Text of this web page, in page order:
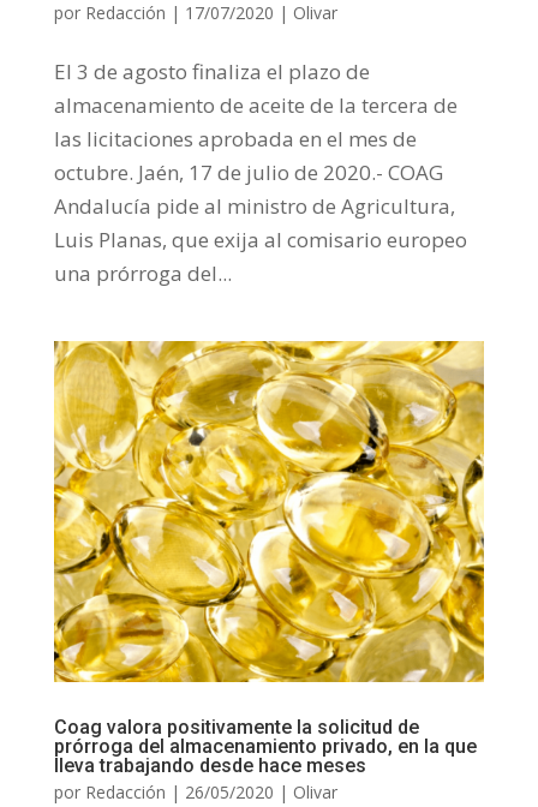
por Redacción | 17/07/2020 | Olivar
El 3 de agosto finaliza el plazo de
almacenamiento de aceite de la tercera de
las licitaciones aprobada en el mes de
octubre. Jaén, 17 de julio de 2020.- COAG
Andalucía pide al ministro de Agricultura,
Luis Planas, que exija al comisario europeo
una prórroga del...
Coag valora positivamente la solicitud de
prórroga del almacenamiento privado, en la que
lleva trabajando desde hace meses
por Redacción | 26/05/2020 | Olivar